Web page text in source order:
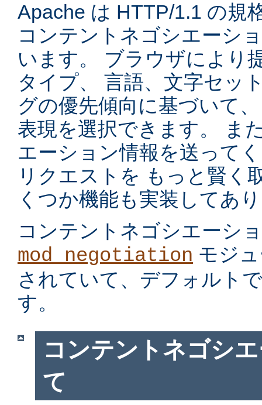
Apache は HTTP/1.1 の規
コンテントネゴシエーシ
います。 ブラウザにより
タイプ、 言語、文字セッ
グの優先傾向に基づいて
表現を選択できます。 ま
エーション情報を送って
リクエストを もっと賢く
くつか機能も実装してあ
コンテントネゴシエーシ
mod_negotiation モジ
されていて、デフォルト
す。
コンテントネゴシ
て